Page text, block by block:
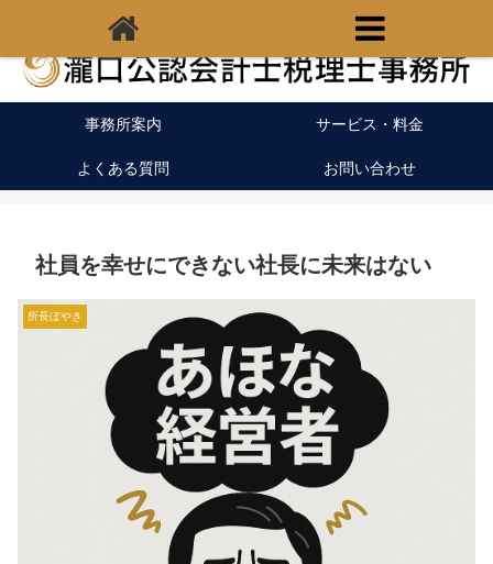
福岡県宗像市の税理士｜開業支援｜クラウド会計
事務所案内 サービス・料金
よくある質問 お問い合わせ
社員を幸せにできない社長に未来はない
所長ぼやき